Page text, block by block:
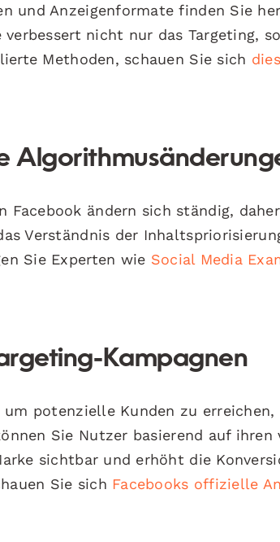
und Anzeigenformate finden Sie
nicht nur das Targeting,
Methoden, schauen Sie sich
Facebook ändern sich ständig,
Verständnis der
Sie Experten wie Social Media
Kampagnen
potenzielle Kunden zu
Sie Nutzer basierend auf
sichtbar und erhöht die
Sie sich Facebooks offizielle